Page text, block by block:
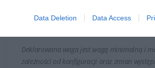
Data Deletion Data Access
Latitude E7250
Deklarowana waga jest wagą minimalną i
zależności od konfiguracji oraz zmian